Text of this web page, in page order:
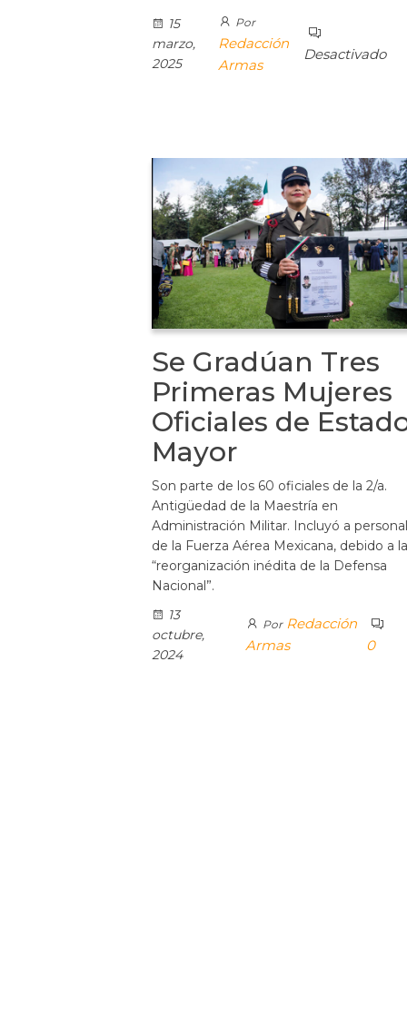
15
marzo,
2025
Por
Redacción
Armas
Desactivado
Se Gradúan Tres
Primeras Mujeres
Oficiales de
Mayor
Son parte de los 60 oficiales de la 2/a.
Antigüedad de la Maestría en
Administración Militar. Incluyó a
de la Fuerza Aérea Mexicana, debido a
“reorganización inédita de la Defensa
Nacional”.
13
octubre,
2024
Por Redacción
Armas
0